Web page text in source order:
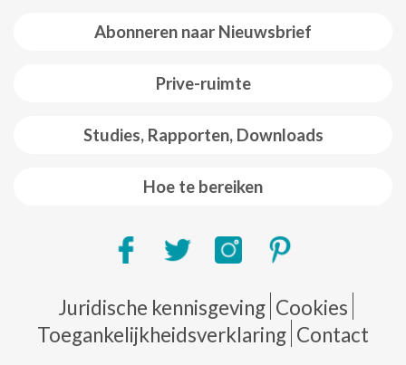
Abonneren naar Nieuwsbrief
Prive-ruimte
Studies, Rapporten, Downloads
Hoe te bereiken
Pie de página
Juridische kennisgeving Cookies
Toegankelijkheidsverklaring Contact